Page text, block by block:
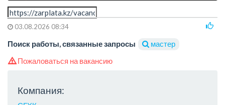
03.08.2026 08:34
Поиск работы, связанные запросы
мастер
Пожаловаться на вакансию
Компания: